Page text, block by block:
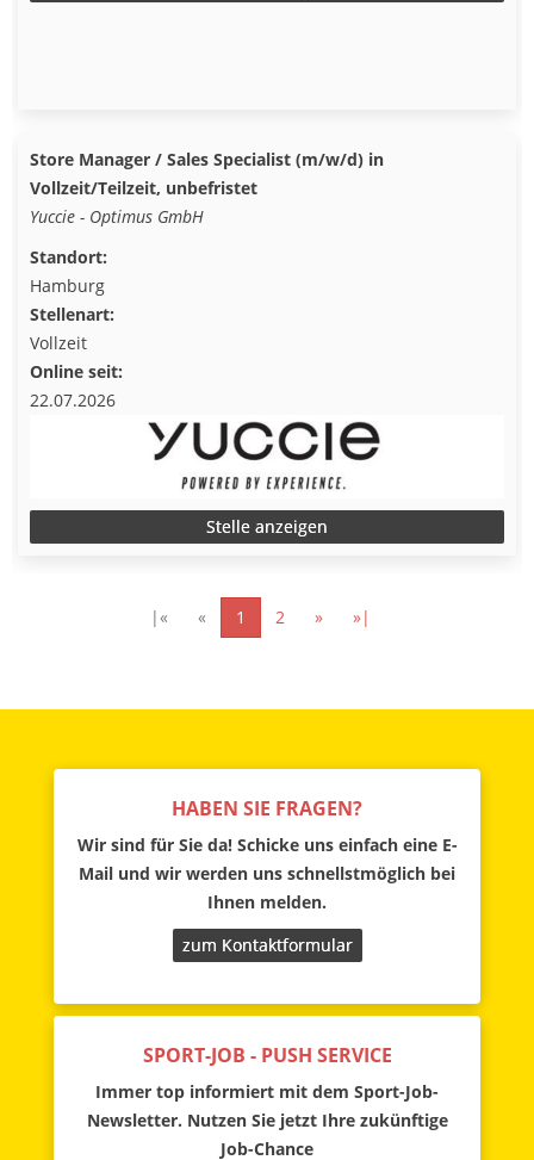
Store Manager / Sales Specialist (m/w/d) in
Vollzeit/Teilzeit, unbefristet
Yuccie - Optimus GmbH
Standort:
Hamburg
Stellenart:
Vollzeit
Online seit:
22.07.2026
Stelle anzeigen
|« « 1 2 » »|
HABEN SIE FRAGEN?
Wir sind für Sie da! Schicke uns einfach eine E-
Mail und wir werden uns schnellstmöglich bei
Ihnen melden.
zum Kontaktformular
SPORT-JOB - PUSH SERVICE
Immer top informiert mit dem Sport-Job-
Newsletter. Nutzen Sie jetzt Ihre zukünftige
Job-Chance